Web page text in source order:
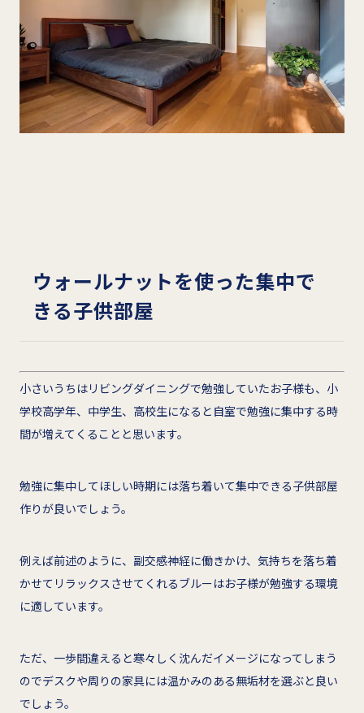
ウォールナットを使った集中で
きる子供部屋
小さいうちはリビングダイニングで勉強していたお子様も、小
学校高学年、中学生、高校生になると自室で勉強に集中する時
間が増えてくることと思います。
勉強に集中してほしい時期には落ち着いて集中できる子供部屋
作りが良いでしょう。
例えば前述のように、副交感神経に働きかけ、気持ちを落ち着
かせてリラックスさせてくれるブルーはお子様が勉強する環境
に適しています。
ただ、一歩間違えると寒々しく沈んだイメージになってしまう
のでデスクや周りの家具には温かみのある無垢材を選ぶと良い
でしょう。